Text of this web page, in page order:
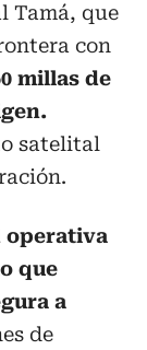
Tamá, que
con
millas de
satelital
operativa
que
a
de